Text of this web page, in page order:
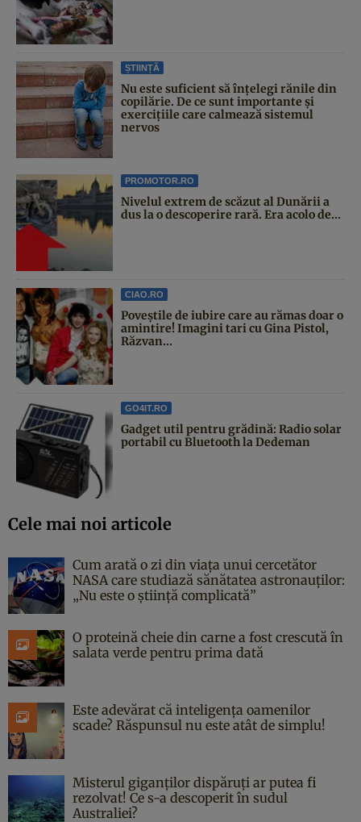
ȘTIINȚĂ
Nu este suficient să înțelegi rănile din
copilărie. De ce sunt importante și
exercițiile care calmează sistemul
nervos
PROMOTOR.RO
Nivelul extrem de scăzut al Dunării a
dus la o descoperire rară. Era acolo de...
CIAO.RO
Poveştile de iubire care au rămas doar o
amintire! Imagini tari cu Gina Pistol,
Răzvan...
GO4IT.RO
Gadget util pentru grădină: Radio solar
portabil cu Bluetooth la Dedeman
Cele mai noi articole
Cum arată o zi din viața unui cercetător
NASA care studiază sănătatea astronauților:
„Nu este o știință complicată”
O proteină cheie din carne a fost crescută în
salata verde pentru prima dată
Este adevărat că inteligența oamenilor
scade? Răspunsul nu este atât de simplu!
Misterul giganților dispăruți ar putea fi
rezolvat! Ce s-a descoperit în sudul
Australiei?